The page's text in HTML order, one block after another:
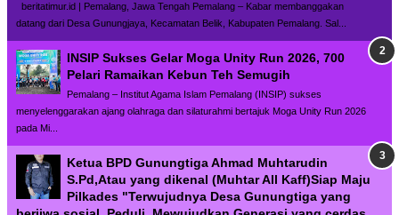
beritatimur.id | Pemalang, Jawa Tengah Pemalang – Kabar membanggakan
datang dari Desa Gunungjaya, Kecamatan Belik, Kabupaten Pemalang. Sal...
INSIP Sukses Gelar Moga Unity Run 2026, 700
Pelari Ramaikan Kebun Teh Semugih
Pemalang – Institut Agama Islam Pemalang (INSIP) sukses
menyelenggarakan ajang olahraga dan silaturahmi bertajuk Moga Unity Run 2026
pada Mi...
Ketua BPD Gunungtiga Ahmad Muhtarudin
S.Pd,Atau yang dikenal (Muhtar All Kaff)Siap Maju
Pilkades "Terwujudnya Desa Gunungtiga yang